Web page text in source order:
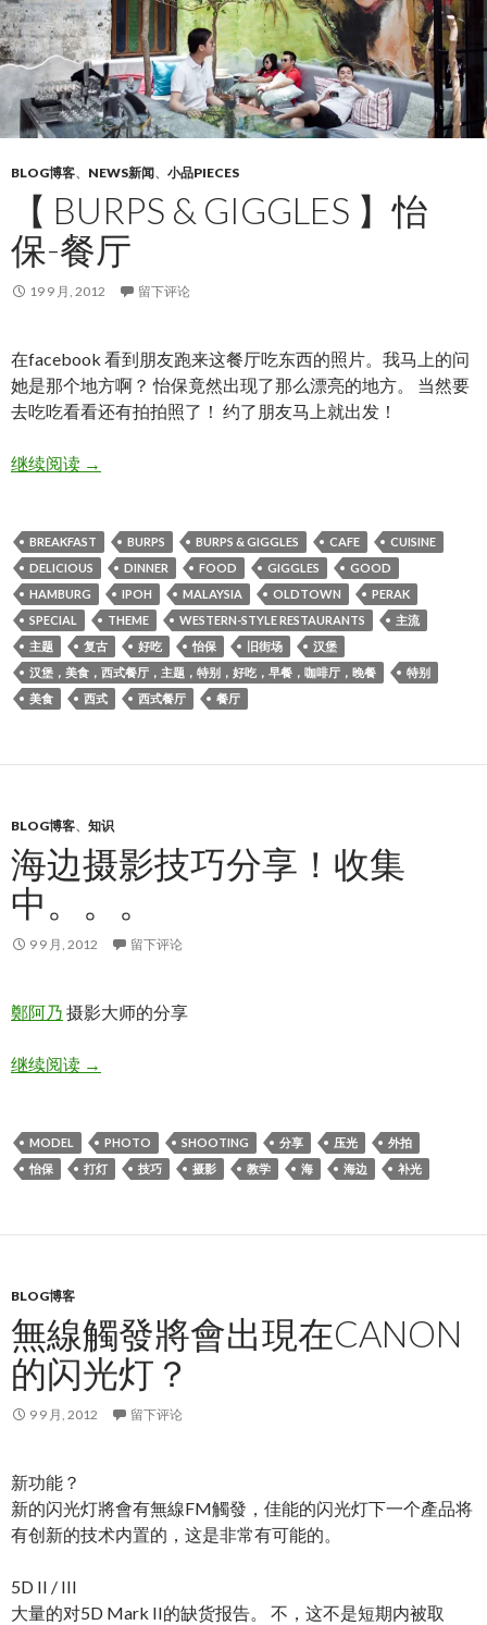
BLOG博客、 NEWS新闻、 小品PIECES
【 BURPS & GIGGLES 】怡
保-餐厅
19 9 月, 2012 留下评论
在facebook 看到朋友跑来这餐厅吃东西的照片。我马上的问
她是那个地方啊？ 怡保竟然出现了那么漂亮的地方。 当然要
去吃吃看看还有拍拍照了！ 约了朋友马上就出发！
继续阅读【 BURPS & GIGGLES 】怡保-餐厅
→
BREAKFAST BURPS BURPS & GIGGLES CAFE
CUISINE
DELICIOUS
DINNER FOOD GIGGLES
GOOD
HAMBURG
IPOH MALAYSIA OLDTOWN
PERAK
SPECIAL
THEME WESTERN-STYLE RESTAURANTS
主流
主题
复古 好吃 怡保 旧街场
汉堡
汉堡，美食，西式餐厅，主题，特别，好吃，早餐，咖啡厅，晚餐
特别
美食
西式 西式餐厅 餐厅
BLOG博客、 知识
海边摄影技巧分享！收集
中。。。
9 9 月, 2012 留下评论
鄭阿乃 摄影大师的分享
继续阅读海边摄影技巧分享！收集中。。。
→
MODEL PHOTO SHOOTING 分享 压光
外拍
怡保
打灯 技巧 摄影 教学 海 海边 补光
BLOG博客
無線觸發將會出現在CANON
的闪光灯？
9 9 月, 2012 留下评论
新功能？
新的闪光灯將會有無線FM觸發，佳能的闪光灯下一个產品将
有创新的技术内置的，这是非常有可能的。
5D II / III
大量的对5D Mark II的缺货报告。 不，这不是短期内被取